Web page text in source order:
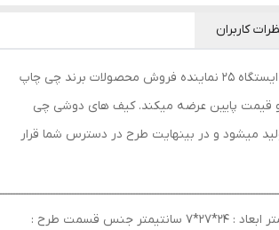
کاربران
کیف دوشی چی چاپ ایستگاه 25 نماینده فروش محصولات برند چی چاپ
و قیمت پایین عرضه میکند. کیف های دوشی چی
میشود و در بینهایت طرح در دسترس شما قرار
طول بند : 150 سانتیمتر ابعاد : 24*27*7 سانتیمتر جنس قسمت طرح :